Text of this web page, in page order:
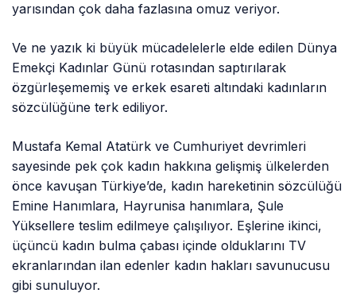
yarısından çok daha fazlasına omuz veriyor.
Ve ne yazık ki büyük mücadelelerle elde edilen Dünya
Emekçi Kadınlar Günü rotasından saptırılarak
özgürleşememiş ve erkek esareti altındaki kadınların
sözcülüğüne terk ediliyor.
Mustafa Kemal Atatürk ve Cumhuriyet devrimleri
sayesinde pek çok kadın hakkına gelişmiş ülkelerden
önce kavuşan Türkiye’de, kadın hareketinin sözcülüğü
Emine Hanımlara, Hayrunisa hanımlara, Şule
Yüksellere teslim edilmeye çalışılıyor. Eşlerine ikinci,
üçüncü kadın bulma çabası içinde olduklarını TV
ekranlarından ilan edenler kadın hakları savunucusu
gibi sunuluyor.